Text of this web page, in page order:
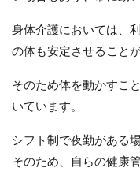
身体介護においては、
の体も安定させること
そのため体を動かすこ
いています。
シフト制で夜勤がある
そのため、自らの健康